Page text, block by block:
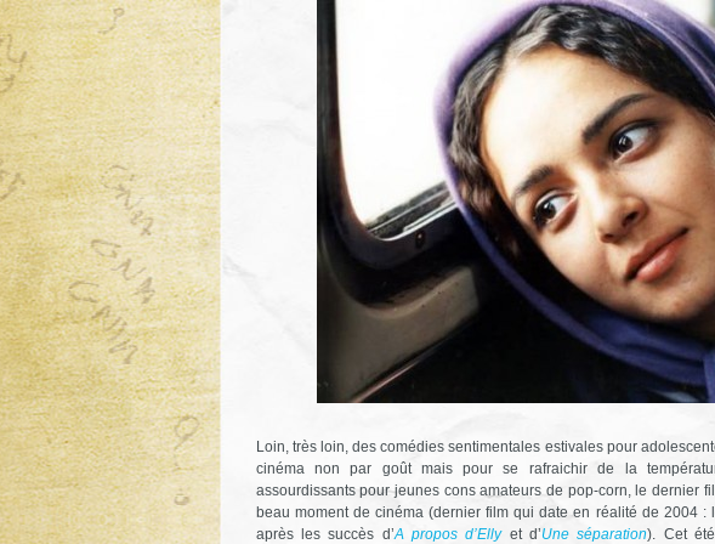
Loin, très loin, des comédies sentimentales estivales pour
cinéma non par goût mais pour se rafraichir de la
assourdissants pour jeunes cons amateurs de pop-corn, le dernier
beau moment de cinéma (dernier film qui date en réalité de 2004 :
après les succès d’A propos d’Elly et d’Une séparation). Cet